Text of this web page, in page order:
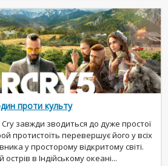
проти культу
завжди зводиться до дуже простої
протистоїть перевершує його у всіх
у просторому відкритому світі.
в Індійському океані...